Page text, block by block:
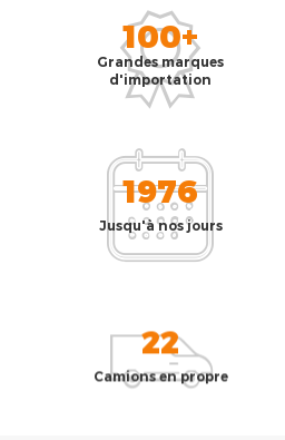
100+
Grandes marques
d'importation
1976
Jusqu'à nos jours
22
Camions en propre